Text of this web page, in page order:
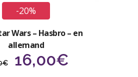
-20%
Wars – Hasbro – en
allemand
€
Le
16,00€